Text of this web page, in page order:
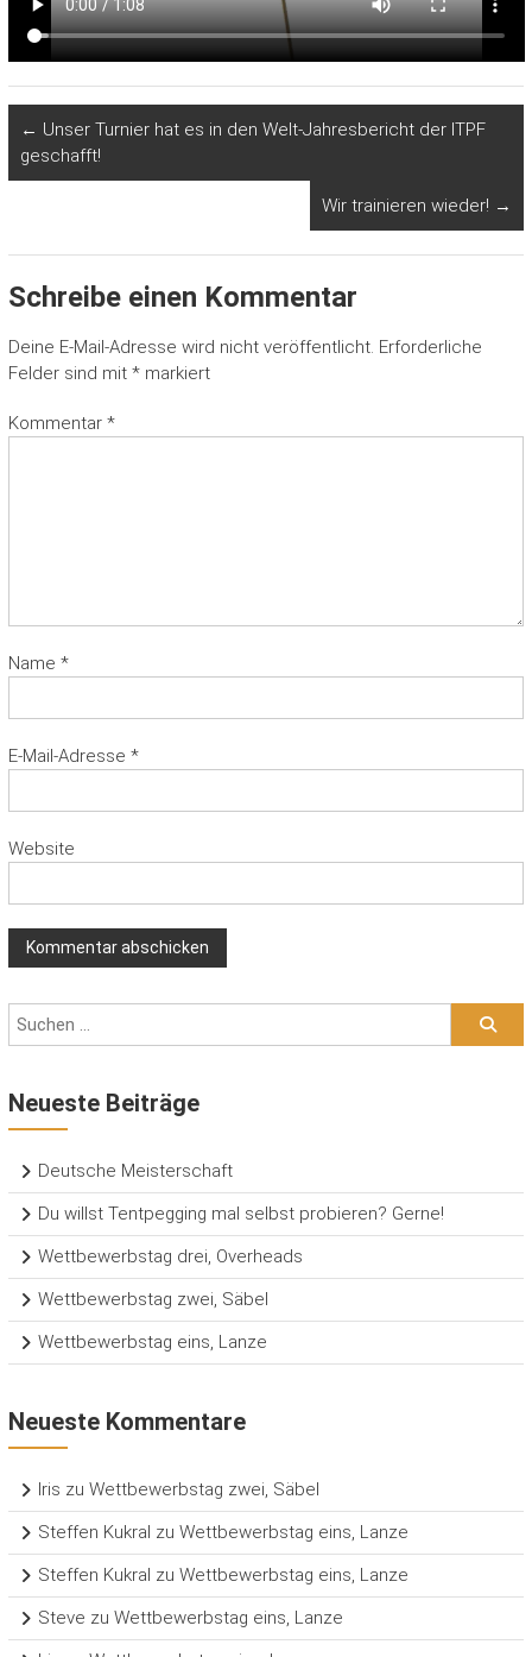
← Unser Turnier hat es in den Welt-Jahresbericht der ITPF
geschafft!
Wir trainieren wieder! →
Schreibe einen Kommentar
Deine E-Mail-Adresse wird nicht veröffentlicht. Erforderliche
Felder sind mit *markiert
Kommentar *
Name *
E-Mail-Adresse *
Website
Neueste Beiträge
Deutsche Meisterschaft
Du willst Tentpegging mal selbst probieren? Gerne!
Wettbewerbstag drei, Overheads
Wettbewerbstag zwei, Säbel
Wettbewerbstag eins, Lanze
Neueste Kommentare
Iris zu Wettbewerbstag zwei, Säbel
Steffen Kukral zu Wettbewerbstag eins, Lanze
Steffen Kukral zu Wettbewerbstag eins, Lanze
Steve zu Wettbewerbstag eins, Lanze